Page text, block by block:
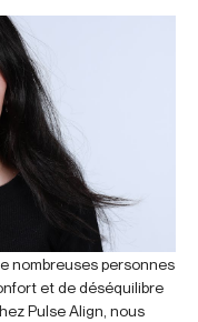
nombreuses personnes
et de déséquilibre
Pulse Align, nous